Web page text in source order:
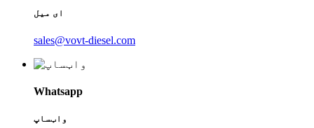
ای میل
sales@vovt-diesel.com
Whatsapp
واټساپ